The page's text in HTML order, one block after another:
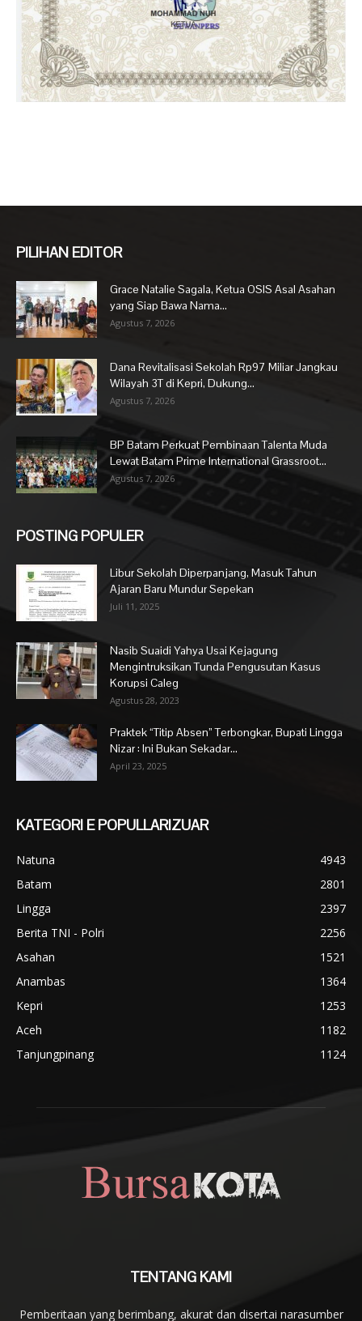
PILIHAN EDITOR
Grace Natalie Sagala, Ketua OSIS Asal Asahan
yang Siap Bawa Nama...
Agustus 7, 2026
Dana Revitalisasi Sekolah Rp97 Miliar Jangkau
Wilayah 3T di Kepri, Dukung...
Agustus 7, 2026
BP Batam Perkuat Pembinaan Talenta Muda
Lewat Batam Prime International Grassroot...
Agustus 7, 2026
POSTING POPULER
Libur Sekolah Diperpanjang, Masuk Tahun
Ajaran Baru Mundur Sepekan
Juli 11, 2025
Nasib Suaidi Yahya Usai Kejagung
Mengintruksikan Tunda Pengusutan Kasus
Korupsi Caleg
Agustus 28, 2023
Praktek “Titip Absen” Terbongkar, Bupati Lingga
Nizar : Ini Bukan Sekadar...
April 23, 2025
KATEGORI E POPULLARIZUAR
Natuna
4943
Batam
2801
Lingga
2397
Berita TNI - Polri
2256
Asahan
1521
Anambas
1364
Kepri
1253
Aceh
1182
Tanjungpinang
1124
TENTANG KAMI
Pemberitaan yang berimbang, akurat dan disertai narasumber